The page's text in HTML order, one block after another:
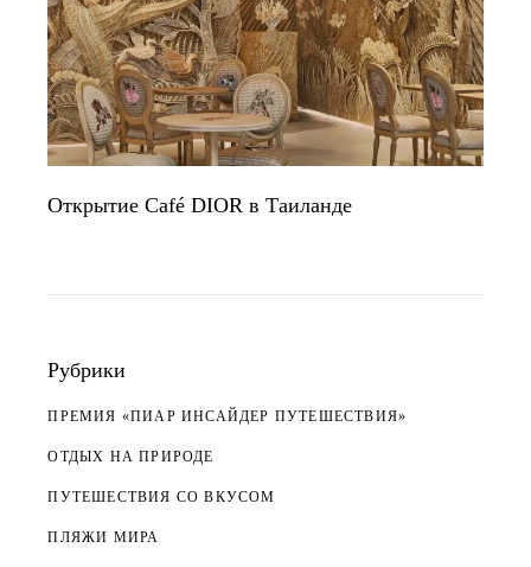
Открытие Café DIOR в Таиланде
Рубрики
ПРЕМИЯ «ПИАР ИНСАЙДЕР ПУТЕШЕСТВИЯ»
ОТДЫХ НА ПРИРОДЕ
ПУТЕШЕСТВИЯ СО ВКУСОМ
ПЛЯЖИ МИРА